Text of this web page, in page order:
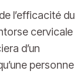
l’efficacité du
cervicale
d’un
personne